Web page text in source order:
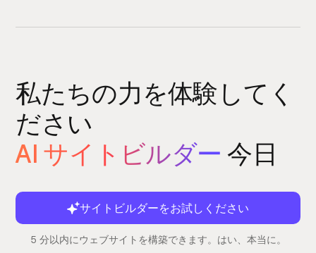
私たちの力を体験してく
ださい
AI サイトビルダー 今日
サイトビルダーをお試しください
5 分以内にウェブサイトを構築できます。はい、本当に。